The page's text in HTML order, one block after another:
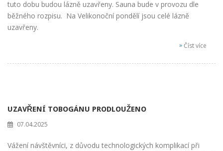
tuto dobu budou lázně uzavřeny. Sauna bude v provozu dle
běžného rozpisu. Na Velikonoční pondělí jsou celé lázně
uzavřeny.
»Číst více
UZAVŘENÍ TOBOGÁNU PRODLOUŽENO
07.04.2025
Vážení návštěvníci, z důvodu technologických komplikací při